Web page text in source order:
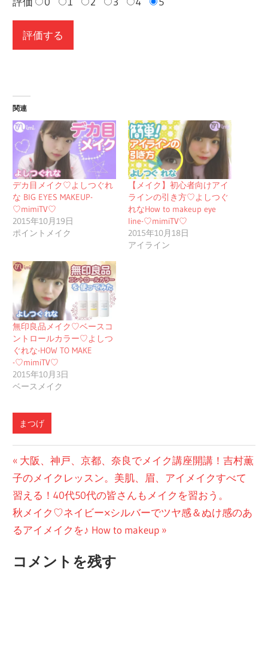
関連
デカ目メイク♡よしつぐれ
な BIG EYES MAKEUP-
♡mimiTV♡
2015年10月19日
ポイントメイク
【メイク】初心者向けアイ
ラインの引き方♡よしつぐ
れなHow to makeup eye
line-♡mimiTV♡
2015年10月18日
アイライン
無印良品メイク♡ベースコ
ントロールカラー♡よしつ
ぐれな-HOW TO MAKE
-♡mimiTV♡
2015年10月3日
ベースメイク
まつげ
投
稿
ナ
ビ
ゲ
前
の
投
稿:
大阪、神戸、京都、奈良でメイク講座開講！吉村薫
子のメイクレッスン。美肌、眉、アイメイクすべて
習える！40代50代の皆さんもメイクを習おう。
次
の
稿:
秋メイク♡ネイビー×シルバーでツヤ感＆ぬけ感のあ
るアイメイクを♪ How to makeup
コメントを残す